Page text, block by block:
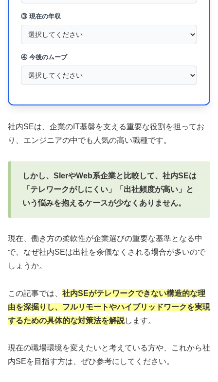
③ 現在の年収
④ 今後のムーブ
社内SEは、企業のIT基盤を支える重要な役割を担ってお
り、エンジニアの中でも人気の高い職種です。
しかし、SIerやWeb系企業と比較して、社内SEは
「テレワークがしにくい」「出社頻度が高い」と
いう悩みを抱えるケースが少なくありません。
現在、働き方の柔軟性が企業選びの重要な基準となる中
で、なぜ社内SEは出社を余儀なくされる場合が多いので
しょうか。
この記事では、 社内SEがテレワークできない構造的な理
由を深掘りし、フルリモートやハイブリッドワークを実現
するための具体的な対策法を解説します。
現在の職場環境を変えたいと考えている方や、これから社
内SEを目指す方は、ぜひ参考にしてください。